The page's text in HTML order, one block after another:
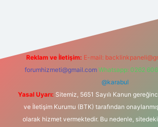
Reklam ve İletişim: E-mail:
forumhizmeti@gmail.com Whatsapp: 0262
@karabul
Yasal Uyarı: Sitemiz, 5651 Sayılı Kanun
ve İletişim Kurumu (BTK) tarafından
olarak hizmet vermektedir. Bu nedenle,